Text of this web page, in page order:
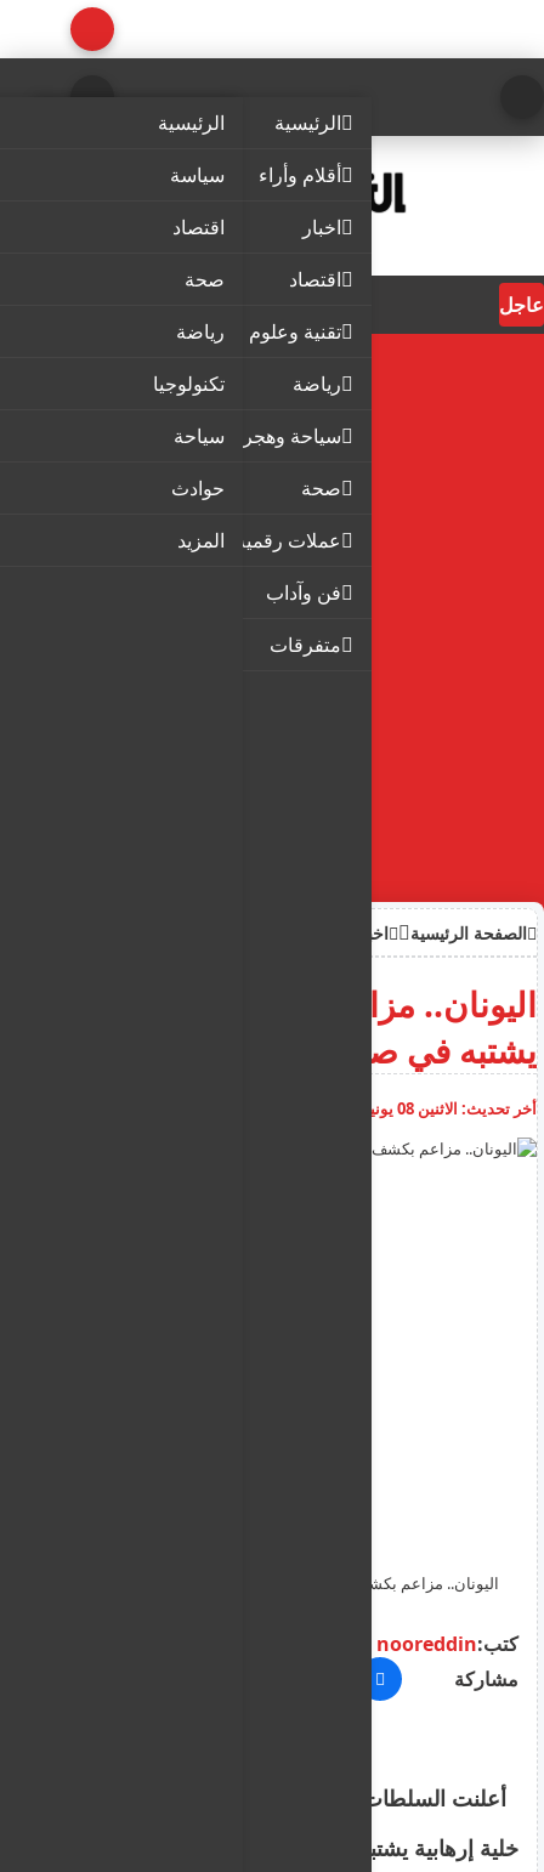
الرئيسية
أقلام وأراء
اخبار
اقتصاد
تقنية وعلوم
رياضة
سياحة وهجرة
صحة
عملات رقمية
فن وآداب
متفرقات
الرئيسية
سياسة
اقتصاد
صحة
رياضة
تكنولوجيا
سياحة
حوادث
المزيد
عاجل
الصفحة الرئيسية اخبار
اليونان.. مزاعم بكشف خلية
يشتبه في صلتها بحركة "حماس"
أخر تحديث: الاثنين 08 يونيو 2026
اليونان.. مزاعم بكشف خلية يشتبه في صلتها بحركة "حماس"
كتب:nooreddin
مشاركة
أعلنت السلطات اليونانية اليوم الأحد "كشف
خلية إرهابية يشتبه بصلتها بحركة "حماس".